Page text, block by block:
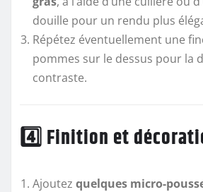
douille pour un rendu plus
Répétez éventuellement une
pommes sur le dessus pour la
contraste.
4️⃣ Finition et
Ajoutez quelques micro-